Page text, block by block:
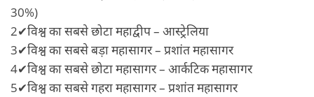
30%)
2✔विश्व का सबसे छोटा महाद्वीप – आस्ट्रेलिया
3✔विश्व का सबसे बड़ा महासागर – प्रशांत महासागर
4✔विश्व का सबसे छोटा महासागर – आर्कटिक महासागर
5✔विश्व का सबसे गहरा महासागर – प्रशांत महासागर